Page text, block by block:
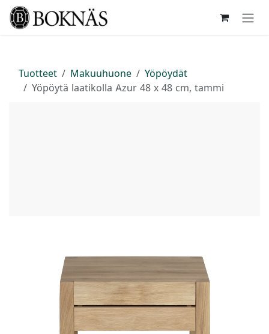
Siirry sisältöön
Tuotteet Makuuhuone
Yöpöydät
Yöpöytä laatikolla Azur 48 x 48 cm, tammi